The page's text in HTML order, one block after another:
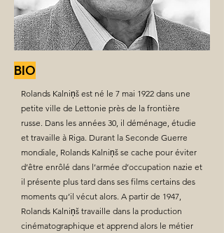
BIO
Rolands Kalniņš est né le 7 mai 1922 dans une
petite ville de Lettonie près de la frontière
russe. Dans les années 30, il déménage, étudie
et travaille à Riga. Durant la Seconde Guerre
mondiale, Rolands Kalniņš se cache pour éviter
d’être enrôlé dans l’armée d’occupation nazie et
il présente plus tard dans ses films certains des
moments qu’il vécut alors. A partir de 1947,
Rolands Kalniņš travaille dans la production
cinématographique et apprend alors le métier